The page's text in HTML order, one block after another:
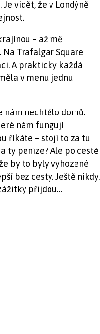
vidět, že v Londýně
– až mě
Trafalgar Square
A prakticky každá
v menu jednu
nám nechtělo domů.
nám fungují
říkáte – stojí to za tu
ty peníze? Ale po cestě
by to byly vyhozené
bez cesty. Ještě nikdy.
přijdou…